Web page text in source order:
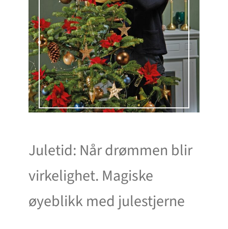
Juletid: Når drømmen blir
virkelighet. Magiske
øyeblikk med julestjerne